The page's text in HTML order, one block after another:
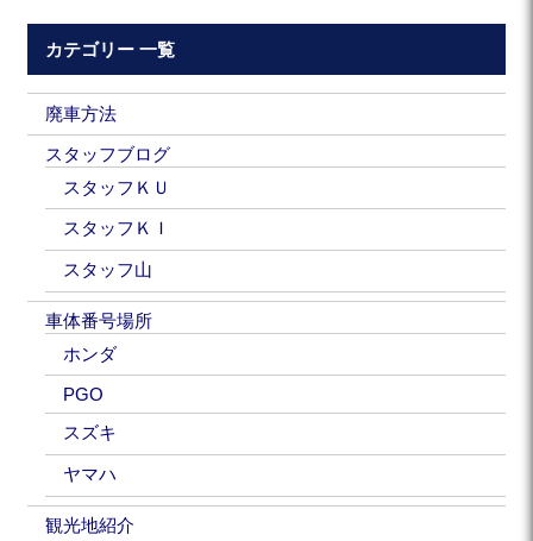
カテゴリー 一覧
廃車方法
スタッフブログ
スタッフＫＵ
スタッフＫＩ
スタッフ山
車体番号場所
ホンダ
PGO
スズキ
ヤマハ
観光地紹介